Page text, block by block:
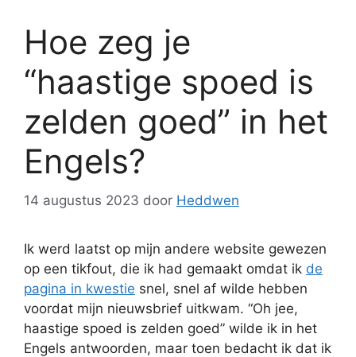
Hoe zeg je
“haastige spoed is
zelden goed” in het
Engels?
14 augustus 2023 door Heddwen
Ik werd laatst op mijn andere website gewezen
op een tikfout, die ik had gemaakt omdat ik de
pagina in kwestie snel, snel af wilde hebben
voordat mijn nieuwsbrief uitkwam. “Oh jee,
haastige spoed is zelden goed” wilde ik in het
Engels antwoorden, maar toen bedacht ik dat ik